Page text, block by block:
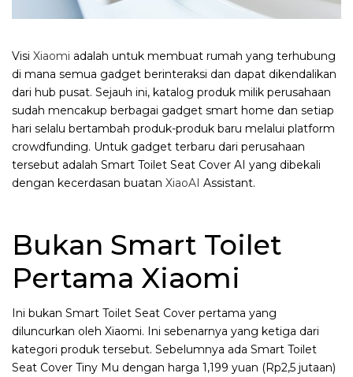
Visi Xiaomi adalah untuk membuat rumah yang terhubung
di mana semua gadget berinteraksi dan dapat dikendalikan
dari hub pusat. Sejauh ini, katalog produk milik perusahaan
sudah mencakup berbagai gadget smart home dan setiap
hari selalu bertambah produk-produk baru melalui platform
crowdfunding. Untuk gadget terbaru dari perusahaan
tersebut adalah Smart Toilet Seat Cover AI yang dibekali
dengan kecerdasan buatan XiaoAI Assistant.
Bukan Smart Toilet
Pertama Xiaomi
Ini bukan Smart Toilet Seat Cover pertama yang
diluncurkan oleh Xiaomi. Ini sebenarnya yang ketiga dari
kategori produk tersebut. Sebelumnya ada Smart Toilet
Seat Cover Tiny Mu dengan harga 1,199 yuan (Rp2,5 jutaan)